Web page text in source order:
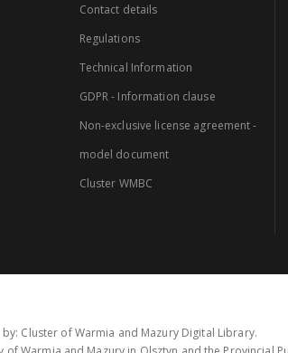
Contact details
Regulations
Technical Information
GDPR - Information clause
Non-exclusive license agreement -
model document
Cluster WMBC
Cluster of Warmia and Mazury Digital Library.